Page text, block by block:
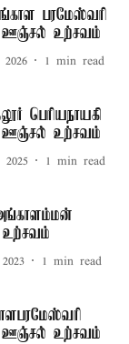
பரமேஸ்வரி
ஊஞ்சல் உற்சவம்
1 min read
பெரியநாயகி
ஊஞ்சல் உற்சவம்
1 min read
1 min read
ஊஞ்சல் உற்சவம்